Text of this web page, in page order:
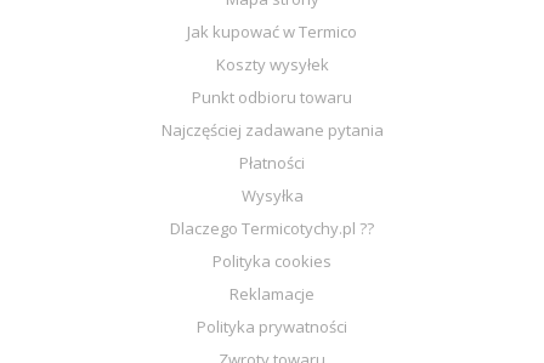
Jak kupować w Termico
Koszty wysyłek
Punkt odbioru towaru
Najczęściej zadawane pytania
Płatności
Wysyłka
Dlaczego Termicotychy.pl ??
Polityka cookies
Reklamacje
Polityka prywatności